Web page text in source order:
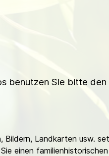
benutzen Sie bitte den
Bildern, Landkarten usw.
einen